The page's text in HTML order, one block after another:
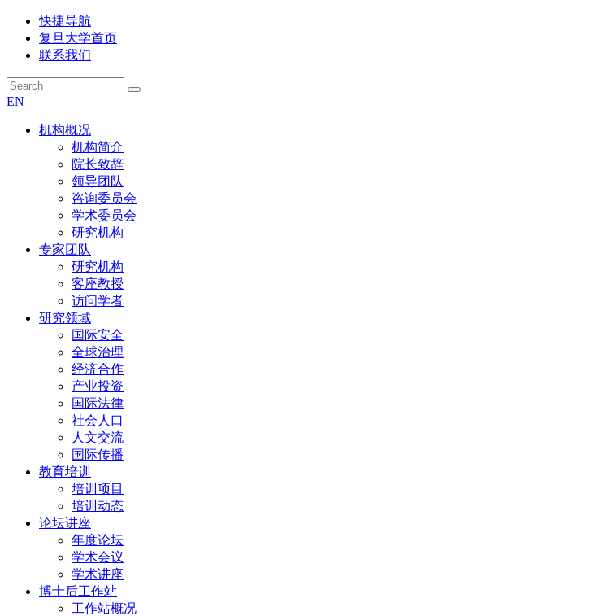
快捷导航
复旦大学首页
联系我们
EN
机构概况
机构简介
院长致辞
领导团队
咨询委员会
学术委员会
研究机构
专家团队
研究机构
客座教授
访问学者
研究领域
国际安全
全球治理
经济合作
产业投资
国际法律
社会人口
人文交流
国际传播
教育培训
培训项目
培训动态
论坛讲座
年度论坛
学术会议
学术讲座
博士后工作站
工作站概况